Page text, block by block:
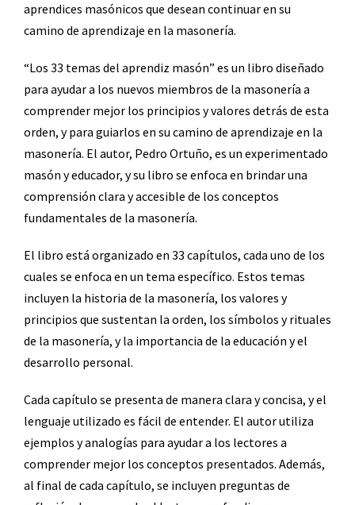
aprendices masónicos que desean continuar en su
camino de aprendizaje en la masonería.
“Los 33 temas del aprendiz masón” es un libro diseñado
para ayudar a los nuevos miembros de la masonería a
comprender mejor los principios y valores detrás de esta
orden, y para guiarlos en su camino de aprendizaje en la
masonería. El autor, Pedro Ortuño, es un experimentado
masón y educador, y su libro se enfoca en brindar una
comprensión clara y accesible de los conceptos
fundamentales de la masonería.
El libro está organizado en 33 capítulos, cada uno de los
cuales se enfoca en un tema específico. Estos temas
incluyen la historia de la masonería, los valores y
principios que sustentan la orden, los símbolos y rituales
de la masonería, y la importancia de la educación y el
desarrollo personal.
Cada capítulo se presenta de manera clara y concisa, y el
lenguaje utilizado es fácil de entender. El autor utiliza
ejemplos y analogías para ayudar a los lectores a
comprender mejor los conceptos presentados. Además,
al final de cada capítulo, se incluyen preguntas de